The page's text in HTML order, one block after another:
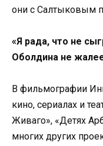
они с Салтыковым
«Я рада, что не
Оболдина не
В фильмографии
кино, сериалах и
Живаго», «Детях
многих других